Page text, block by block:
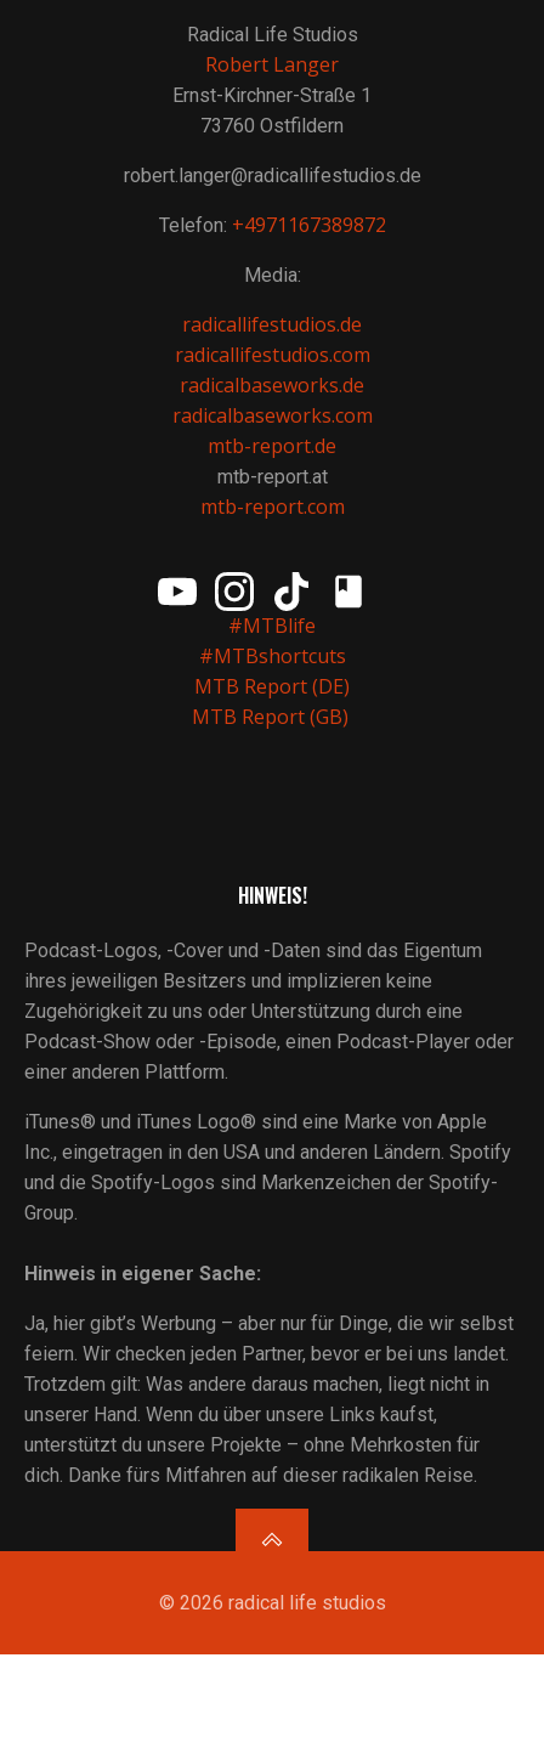
Radical Life Studios
Robert Langer
Ernst-Kirchner-Straße 1
73760 Ostfildern
robert.langer@radicallifestudios.de
Telefon: +4971167389872
Media:
radicallifestudios.de
radicallifestudios.com
radicalbaseworks.de
radicalbaseworks.com
mtb-report.de
mtb-report.at
mtb-report.com
#MTBlife
#MTBshortcuts
MTB Report (DE)
MTB Report (GB)
HINWEIS!
Podcast-Logos, -Cover und -Daten sind das Eigentum
ihres jeweiligen Besitzers und implizieren keine
Zugehörigkeit zu uns oder Unterstützung durch eine
Podcast-Show oder -Episode, einen Podcast-Player oder
einer anderen Plattform.
iTunes® und iTunes Logo® sind eine Marke von Apple
Inc., eingetragen in den USA und anderen Ländern. Spotify
und die Spotify-Logos sind Markenzeichen der Spotify-
Group.
Hinweis in eigener Sache:
Ja, hier gibt’s Werbung – aber nur für Dinge, die wir selbst
feiern. Wir checken jeden Partner, bevor er bei uns landet.
Trotzdem gilt: Was andere daraus machen, liegt nicht in
unserer Hand. Wenn du über unsere Links kaufst,
unterstützt du unsere Projekte – ohne Mehrkosten für
dich. Danke fürs Mitfahren auf dieser radikalen Reise.
© 2026 radical life studios